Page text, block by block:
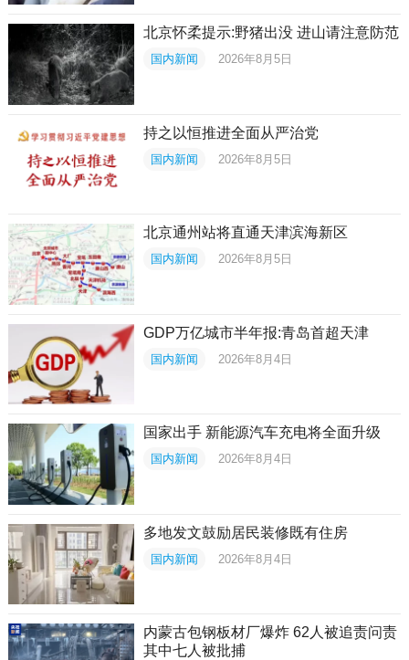
北京怀柔提示:野猪出没 进山请注意防范
国内新闻 2026年8月5日
持之以恒推进全面从严治党
国内新闻 2026年8月5日
北京通州站将直通天津滨海新区
国内新闻 2026年8月5日
GDP万亿城市半年报:青岛首超天津
国内新闻 2026年8月4日
国家出手 新能源汽车充电将全面升级
国内新闻 2026年8月4日
多地发文鼓励居民装修既有住房
国内新闻 2026年8月4日
内蒙古包钢板材厂爆炸 62人被追责问责
其中七人被批捕